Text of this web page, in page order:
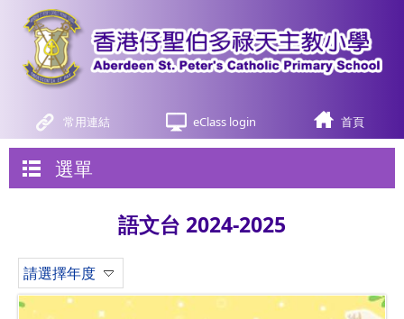
常用連結 eClass login 首頁
選單
語文台 2024-2025
請選擇年度